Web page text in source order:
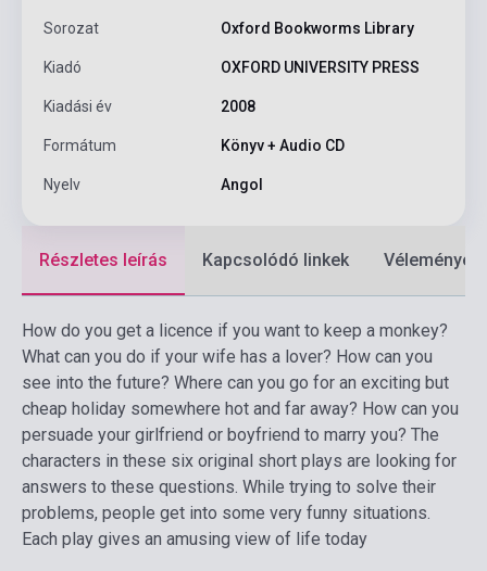
Sorozat Oxford Bookworms Library
Kiadó OXFORD UNIVERSITY PRESS
Kiadási év 2008
Formátum Könyv + Audio CD
Nyelv Angol
Részletes leírás Kapcsolódó linkek Vélemények
How do you get a licence if you want to keep a monkey?
What can you do if your wife has a lover? How can you
see into the future? Where can you go for an exciting but
cheap holiday somewhere hot and far away? How can you
persuade your girlfriend or boyfriend to marry you? The
characters in these six original short plays are looking for
answers to these questions. While trying to solve their
problems, people get into some very funny situations.
Each play gives an amusing view of life today